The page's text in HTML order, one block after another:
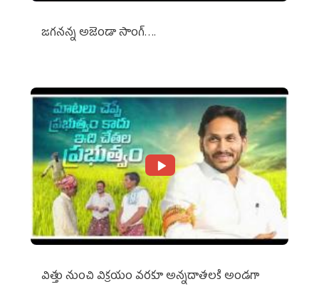
జగనన్న అజెండా సాంగ్….
విత్తు నుంచి విక్రయం వరకూ అన్నదాతలకి అండగా